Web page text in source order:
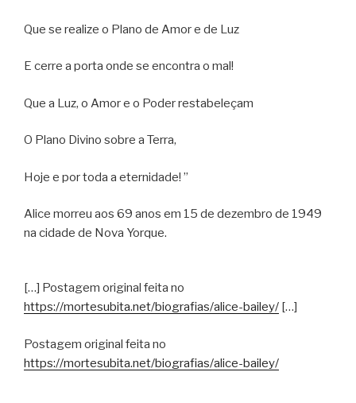
Que se realize o Plano de Amor e de Luz
E cerre a porta onde se encontra o mal!
Que a Luz, o Amor e o Poder restabeleçam
O Plano Divino sobre a Terra,
Hoje e por toda a eternidade! ”
Alice morreu aos 69 anos em 15 de dezembro de 1949
na cidade de Nova Yorque.
[…] Postagem original feita no
https://mortesubita.net/biografias/alice-bailey/ […]
Postagem original feita no
https://mortesubita.net/biografias/alice-bailey/